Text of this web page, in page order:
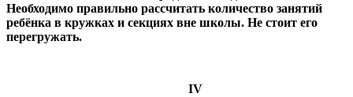
Необходимо правильно рассчитать количество занятий
ребёнка в кружках и секциях вне школы. Не стоит его
перегружать.
IV